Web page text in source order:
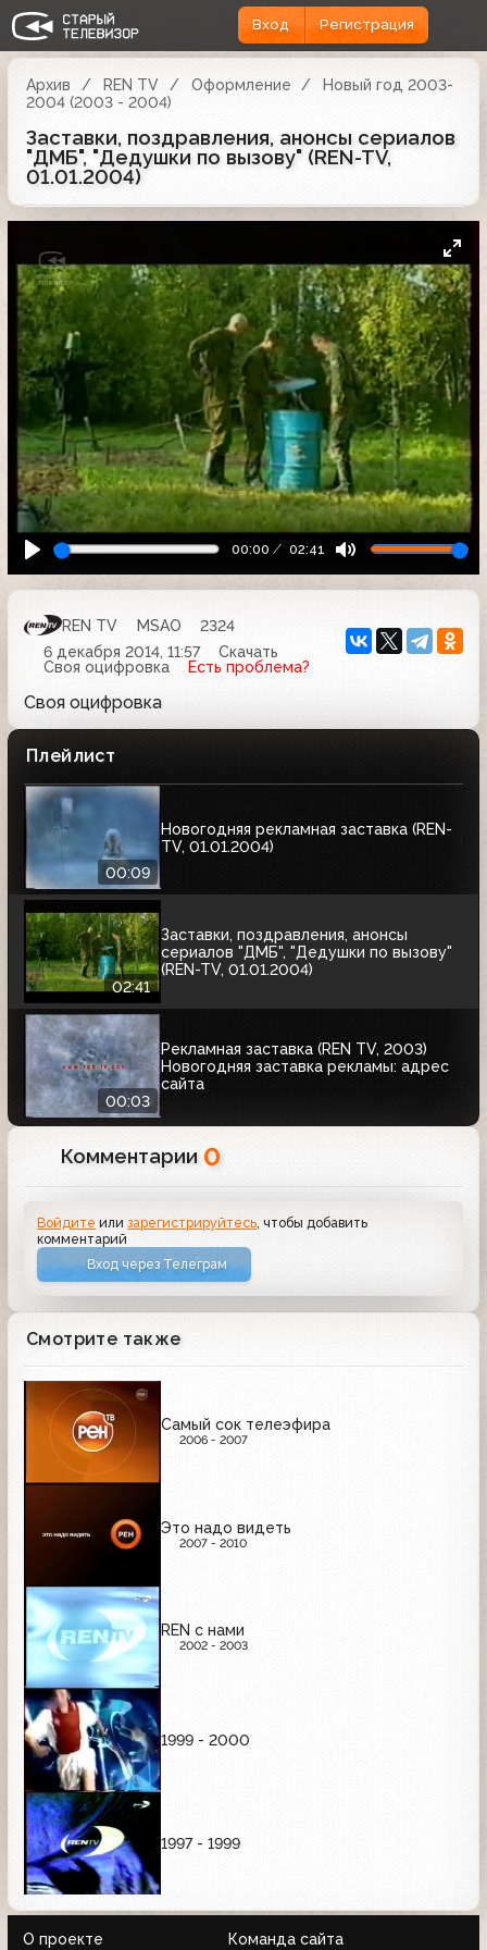
Вход Регистрация
Архив REN TV Оформление
Новый год 2003-
2004 (2003 - 2004)
Заставки, поздравления, анонсы сериалов
"ДМБ", "Дедушки по вызову" (REN-TV,
01.01.2004)
00:00 02:41
REN TV MSAO
2324
6 декабря 2014, 11:57
Скачать
Своя оцифровка
Есть проблема?
Своя оцифровка
Плейлист
00:09
Новогодняя рекламная заставка (REN-
TV, 01.01.2004)
02:41
Заставки, поздравления, анонсы
сериалов "ДМБ", "Дедушки по вызову"
(REN-TV, 01.01.2004)
00:03
Рекламная заставка (REN TV, 2003)
Новогодняя заставка рекламы: адрес
сайта
Комментарии 0
Войдите илизарегистрируйтесь, чтобы добавить
комментарий
Вход через Телеграм
Смотрите также
Самый сок телеэфира
2006 - 2007
Это надо видеть
2007 - 2010
REN с нами
2002 - 2003
1999 - 2000
1997 - 1999
О проекте
Команда сайта